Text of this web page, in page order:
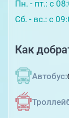
Пн. - пт.: с
Сб. - вс.: с
Как
Автобус: